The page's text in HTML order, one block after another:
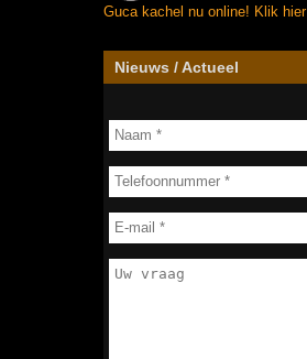
Guca kachel nu online! Klik hier
Nieuws / Actueel